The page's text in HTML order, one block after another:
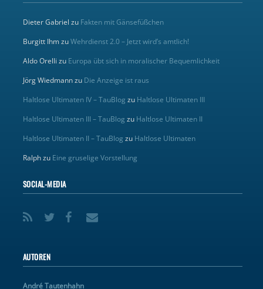
Dieter Gabriel zu Fakten mit Gänsefüßchen
Burgitt IhmzuWehrdienst 2.0 – Jetzt wird’s amtlich!
Aldo Orelli zu Europa übt sich in moralischer Bequemlichkeit
Jörg Wiedmannzu Die Anzeige ist raus
Haltlose Ultimaten IV – TauBlog zu Haltlose Ultimaten III
Haltlose Ultimaten III – TauBlog zu Haltlose Ultimaten II
Haltlose Ultimaten II – TauBlog zu Haltlose Ultimaten
Ralphzu Eine gruselige Vorstellung
SOCIAL-MEDIA
AUTOREN
André Tautenhahn